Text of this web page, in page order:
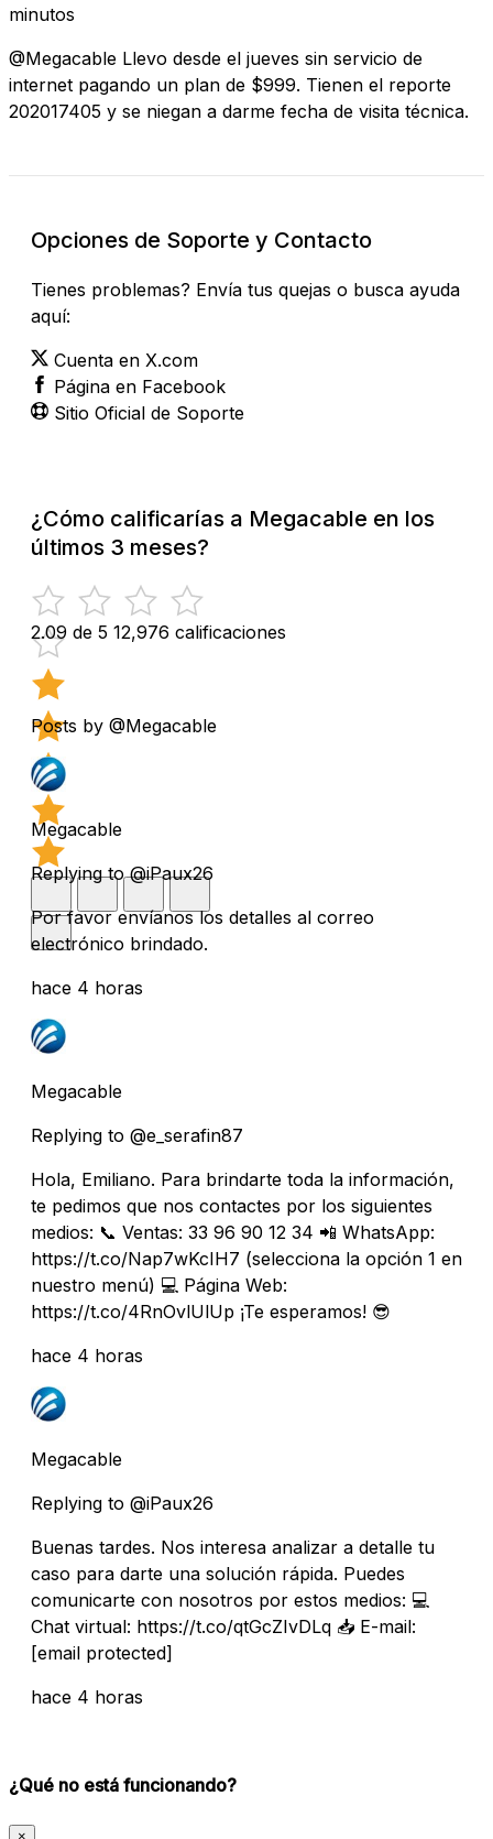
minutos
@Megacable Llevo desde el jueves sin servicio de
internet pagando un plan de $999. Tienen el reporte
202017405 y se niegan a darme fecha de visita técnica.
Opciones de Soporte y Contacto
Tienes problemas? Envía tus quejas o busca ayuda
aquí:
Cuenta en X.com
Página en Facebook
Sitio Oficial de Soporte
¿Cómo calificarías a Megacable en los
últimos 3 meses?
2.09 de 5 12,976 calificaciones
Posts by @Megacable
Megacable
Replying to @iPaux26
Por favor envíanos los detalles al correo
electrónico brindado.
hace 4 horas
Megacable
Replying to @e_serafin87
Hola, Emiliano. Para brindarte toda la información,
te pedimos que nos contactes por los siguientes
medios: 📞 Ventas: 33 96 90 12 34 📲 WhatsApp:
https://t.co/Nap7wKcIH7 (selecciona la opción 1 en
nuestro menú) 💻 Página Web:
https://t.co/4RnOvlUlUp ¡Te esperamos! 😎
hace 4 horas
Megacable
Replying to @iPaux26
Buenas tardes. Nos interesa analizar a detalle tu
caso para darte una solución rápida. Puedes
comunicarte con nosotros por estos medios: 💻
Chat virtual: https://t.co/qtGcZIvDLq 📥 E-mail:
[email protected]
hace 4 horas
¿Qué no está funcionando?